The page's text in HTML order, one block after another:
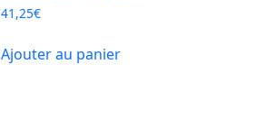
41,25€
Ajouter au panier